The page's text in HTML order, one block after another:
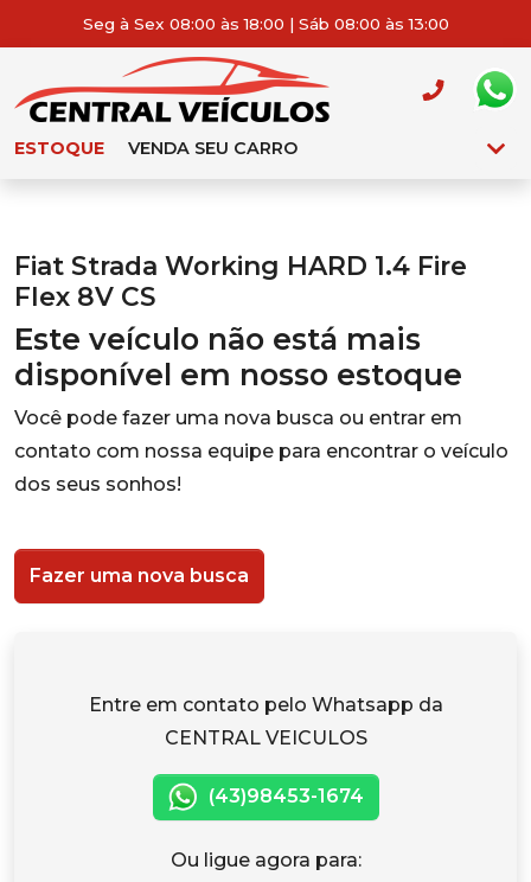
Seg à Sex 08:00 às 18:00 | Sáb 08:00 às 13:00
ESTOQUE VENDA SEU CARRO
Fiat Strada Working HARD 1.4 Fire
Flex 8V CS
Este veículo não está mais
disponível em nosso estoque
Você pode fazer uma nova busca ou entrar em
contato com nossa equipe para encontrar o veículo
dos seus sonhos!
Fazer uma nova busca
Entre em contato pelo Whatsapp da
CENTRAL VEICULOS
(43)98453-1674
Ou ligue agora para: